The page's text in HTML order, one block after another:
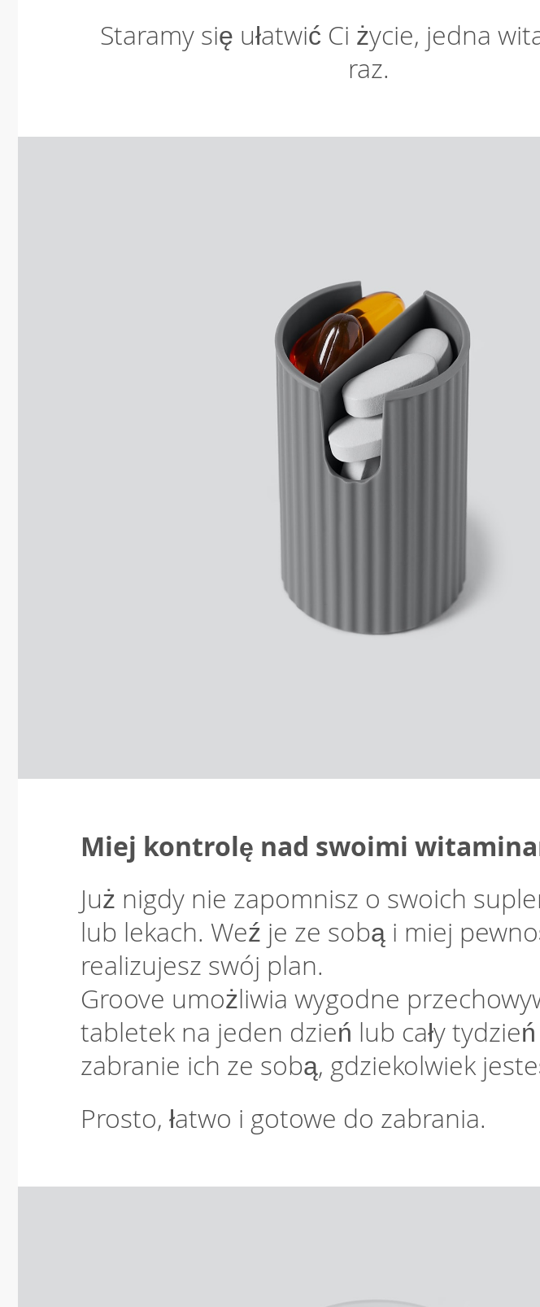
Staramy się ułatwić Ci życie, jedna
raz.
Miej kontrolę nad swoimi
Już nigdy nie zapomnisz o swoich
lub lekach. Weź je ze sobą i miej
realizujesz swój plan.
Groove umożliwia wygodne
tabletek na jeden dzień lub cały
zabranie ich ze sobą, gdziekolwiek
Prosto, łatwo i gotowe do zabrania.